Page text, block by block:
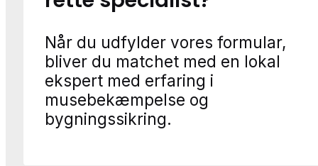
Når du udfylder vores formular,
bliver du matchet med en lokal
ekspert med erfaring i
musebekæmpelse og
bygningssikring.